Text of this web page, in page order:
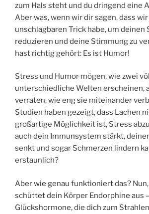
zum Hals steht und du dringend eine
Aber was, wenn wir dir sagen, dass
unschlagbaren Trick habe, um deinen
reduzieren und deine Stimmung zu
hast richtig gehört: Es ist Humor!
Stress und Humor mögen, wie zwei
unterschiedliche Welten erscheinen,
verraten, wie eng sie miteinander
Studien haben gezeigt, dass Lachen
großartige Möglichkeit ist, Stress
auch dein Immunsystem stärkt,
senkt und sogar Schmerzen lindern
erstaunlich?
Aber wie genau funktioniert das?
schüttet dein Körper Endorphine aus
Glückshormone, die dich zum